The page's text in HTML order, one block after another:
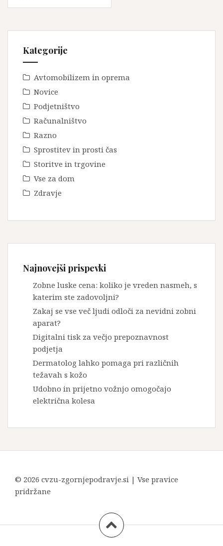
Kategorije
Avtomobilizem in oprema
Novice
Podjetništvo
Računalništvo
Razno
Sprostitev in prosti čas
Storitve in trgovine
Vse za dom
Zdravje
Najnovejši prispevki
Zobne luske cena: koliko je vreden nasmeh, s
katerim ste zadovoljni?
Zakaj se vse več ljudi odloči za nevidni zobni
aparat?
Digitalni tisk za večjo prepoznavnost
podjetja
Dermatolog lahko pomaga pri različnih
težavah s kožo
Udobno in prijetno vožnjo omogočajo
električna kolesa
© 2026 cvzu-zgornjepodravje.si | Vse pravice
pridržane